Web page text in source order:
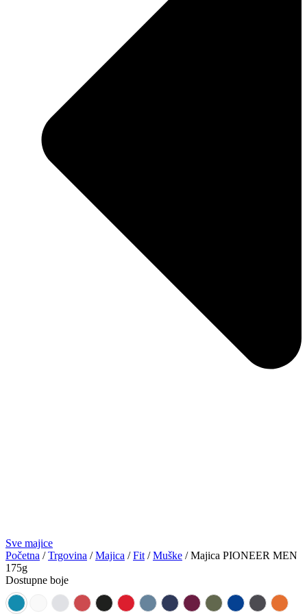
Sve majice
Početna /Trgovina /Majica /Fit /Muške / Majica PIONEER MEN
175g
Dostupne boje